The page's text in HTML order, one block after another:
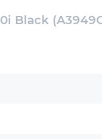
16
и
важно для
принимать вызовы
Black